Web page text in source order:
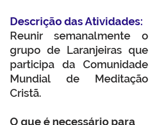
Descrição das Atividades:
Reunir semanalmente o
grupo de Laranjeiras que
participa da Comunidade
Mundial de Meditação
Cristã.
O que é necessário para